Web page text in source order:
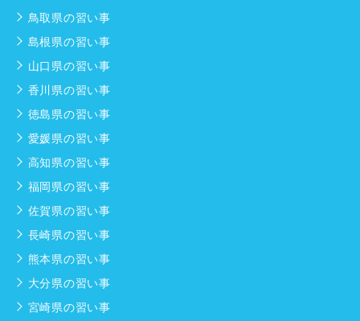
鳥取県の習い事
島根県の習い事
山口県の習い事
香川県の習い事
徳島県の習い事
愛媛県の習い事
高知県の習い事
福岡県の習い事
佐賀県の習い事
長崎県の習い事
熊本県の習い事
大分県の習い事
宮崎県の習い事